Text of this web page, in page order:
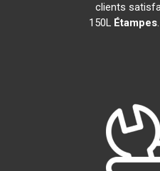
clients
150L Étampes